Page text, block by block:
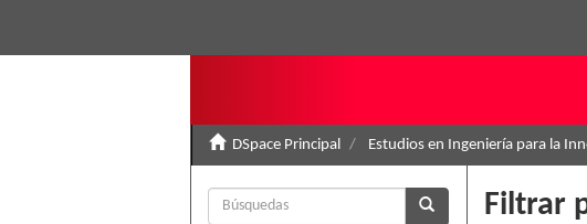
DSpace Principal Estudios en Ingeniería para la
Filtrar